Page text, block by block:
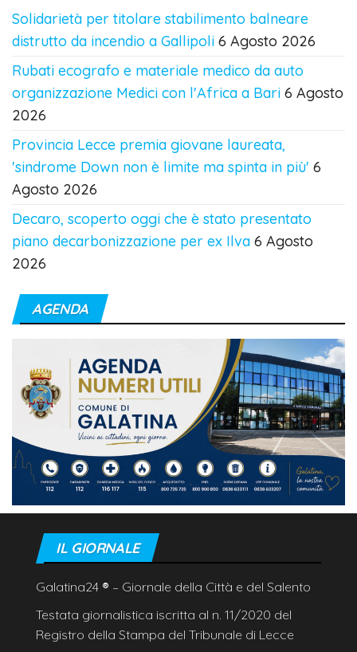
Solidarietà per titolare stabilimento balneare
distrutto da incendio a Gallipoli 6 Agosto 2026
Rubati ecografo e materiale medico da auto
organizzazione Medici con l'Africa a Bari 6 Agosto
2026
Provincia Lecce premia giovane laureata,
'sindrome Down non è limite ma spinta in più' 6
Agosto 2026
Decaro, scoperto oggi che è stato presentato
piano decarbonizzazione per ex Ilva 6 Agosto
2026
AGENDA
IL GIORNALE
Galatina24 ® – Giornale della Città e del Salento
Testata giornalistica iscritta al n. 11/2020 del
Registro della Stampa del Tribunale di Lecce